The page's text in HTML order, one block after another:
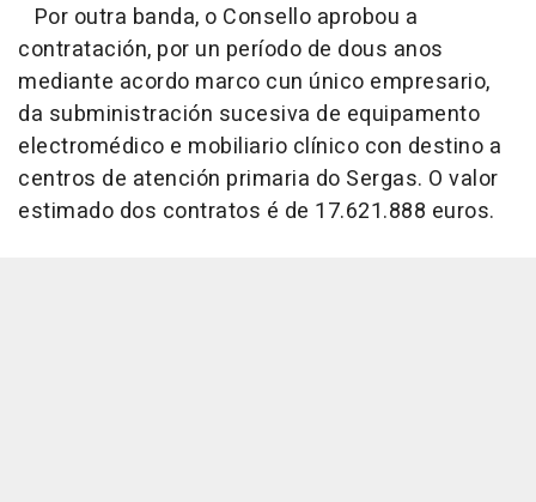
Por outra banda, o Consello aprobou a
contratación, por un período de dous anos
mediante acordo marco cun único empresario,
da subministración sucesiva de equipamento
electromédico e mobiliario clínico con destino a
centros de atención primaria do Sergas. O valor
estimado dos contratos é de 17.621.888 euros.